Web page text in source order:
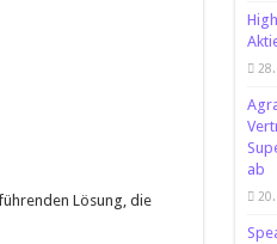
Lösung, die
ab